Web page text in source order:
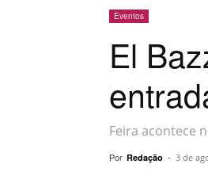
Eventos
El
Feira acontece
Por Redação - 3 de